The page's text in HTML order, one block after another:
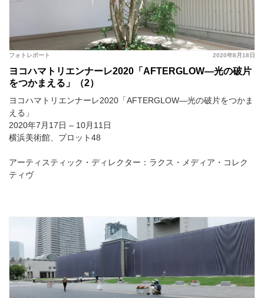
2020年8月18日
フォトレポート
ヨコハマトリエンナーレ2020「AFTERGLOW―光の破片
をつかまえる」（2）
ヨコハマトリエンナーレ2020「AFTERGLOW―光の破片をつかま
える」
2020年7月17日 – 10月11日
横浜美術館、プロット48
アーティスティック・ディレクター：ラクス・メディア・コレク
ティヴ